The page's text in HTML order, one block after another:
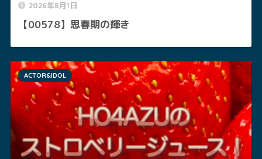
2026年8月1日
【00578】思春期の輝き
ACTOR&IDOL